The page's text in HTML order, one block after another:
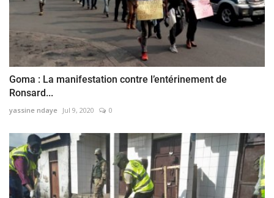
Goma : La manifestation contre l’entérinement de
Ronsard...
yassine ndaye Jul 9, 2020 0